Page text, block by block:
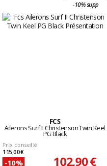
-10% supp
FCS
Ailerons Surf II Christenson Twin Keel
PG Black
Prix conseillé
115,00 €
-10% 102,90 €